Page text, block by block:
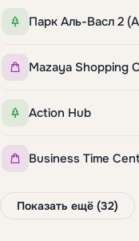
Парк Аль-Васл 2
Mazaya Shopping
Action Hub
Business Time
Показать ещё (32)